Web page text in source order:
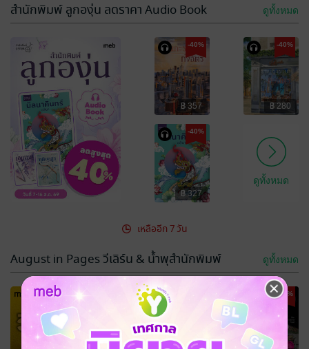
สำนักพิมพ์ ลูกองุ่น ลดราคา Audio Book ดูทั้งหมด
-40%
฿ 357
-40%
฿ 280
-40%
฿ 327
ดูทั้งหมด
เหลืออีก 7 วัน
August in Pages วีเลิร์น & น้ำพุสำนักพิมพ์ ดูทั้งหมด
-15%